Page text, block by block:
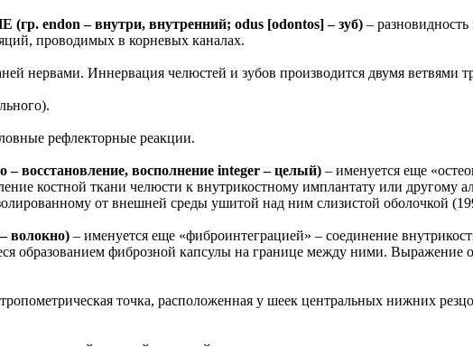
– внутри, внутренний; odus [odontos] – зуб) –
проводимых в корневых каналах.
нервами. Иннервация челюстей и зубов производится двумя ветвями
рефлекторные реакции.
восполнение integer – целый) – именуется еще
костной ткани челюсти к внутрикостному имплантату или другому
от внешней среды ушитой над ним слизистой оболочкой
– именуется еще «фиброинтеграцией» – соединение
образованием фиброзной капсулы на границе между ними. Выражение
точка, расположенная у шеек центральных нижних